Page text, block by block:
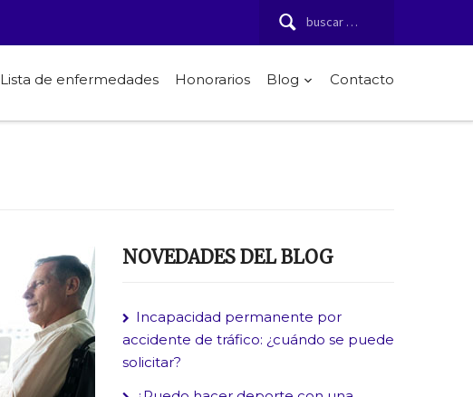
Buscar:
Lista de enfermedades Honorarios Blog Contacto
NOVEDADES DEL BLOG
Incapacidad permanente por
accidente de tráfico: ¿cuándo se puede
solicitar?